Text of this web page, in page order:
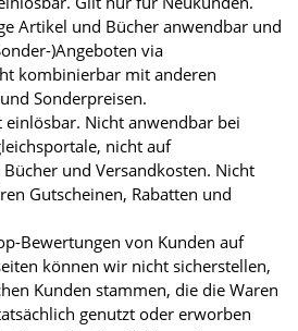
Artikel und Bücher anwendbar und
)Angeboten via
kombinierbar mit anderen
Sonderpreisen.
Nicht anwendbar bei
nicht auf
und Versandkosten. Nicht
Gutscheinen, Rabatten und
Bewertungen von Kunden auf
können wir nicht sicherstellen,
Kunden stammen, die die Waren
genutzt oder erworben